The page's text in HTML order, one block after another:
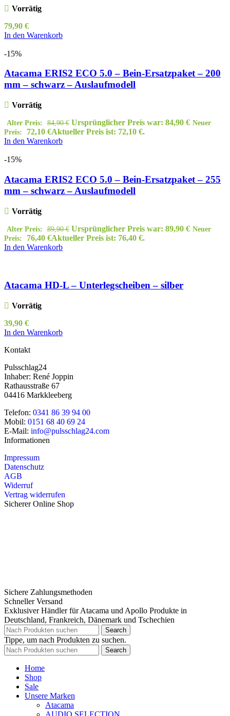
Vorrätig
79,90 €
In den Warenkorb
-15%
Atacama ERIS2 ECO 5.0 – Bein-Ersatzpaket – 200
mm – schwarz – Auslaufmodell
Vorrätig
Alter Preis: 84,90€ Ursprünglicher Preis war: 84,90 € Neuer
Preis:
72,10 €Aktueller Preis ist: 72,10 €.
In den Warenkorb
-15%
Atacama ERIS2 ECO 5.0 – Bein-Ersatzpaket – 255
mm – schwarz – Auslaufmodell
Vorrätig
Alter Preis: 89,90€ Ursprünglicher Preis war: 89,90 € Neuer
Preis:
76,40 €Aktueller Preis ist: 76,40 €.
In den Warenkorb
Atacama HD-L – Unterlegscheiben – silber
Vorrätig
39,90 €
In den Warenkorb
Kontakt
Pulsschlag24
Inhaber: René Joppin
Rathausstraße 67
04416 Markkleeberg
Telefon: 0341 86 39 94 00
Mobil: 0151 68 40 69 24
E-Mail: info@pulsschlag24.com
Informationen
Impressum
Datenschutz
AGB
Widerruf
Vertrag widerrufen
Sicherer Online Shop
Sichere Zahlungsmethoden
Schneller Versand
Exklusiver Händler für Atacama und Apollo Produkte in
Deutschland, Frankreich, Dänemark und Tschechien
Search
Tippe, um nach Produkten zu suchen.
Search
Home
Shop
Sale
Unsere Marken
Atacama
AUDIO SELECTION